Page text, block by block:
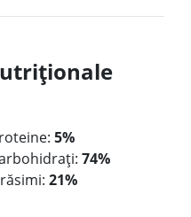
5%
74%
21%